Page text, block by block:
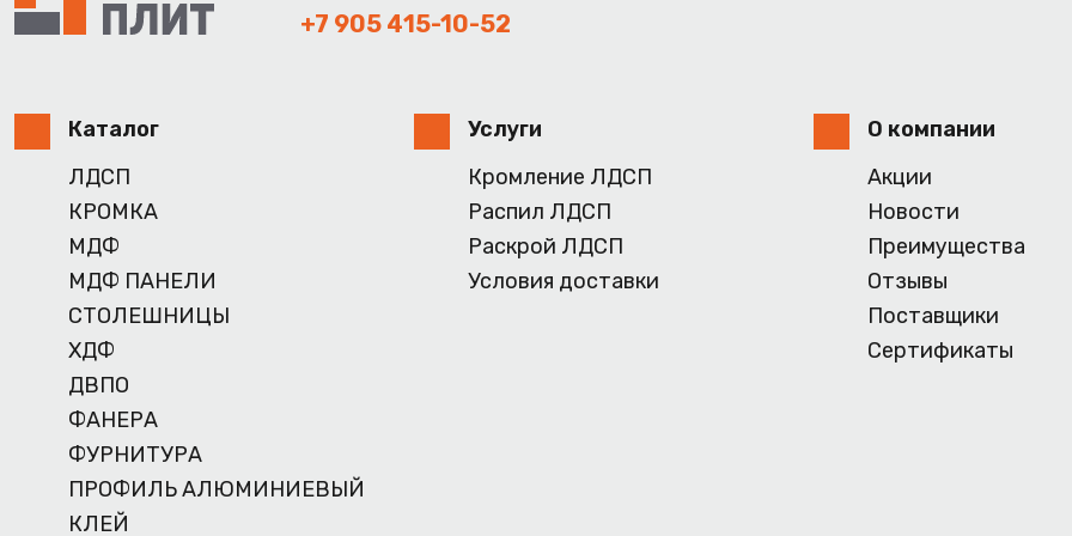
+7 905 415-10-52
Каталог
ЛДСП
КРОМКА
МДФ
МДФ ПАНЕЛИ
СТОЛЕШНИЦЫ
ХДФ
ДВПО
ФАНЕРА
ФУРНИТУРА
ПРОФИЛЬ АЛЮМИНИЕВЫЙ
КЛЕЙ
Услуги
Кромление ЛДСП
Распил ЛДСП
Раскрой ЛДСП
Условия доставки
О компании
Акции
Новости
Преимущества
Отзывы
Поставщики
Сертификаты